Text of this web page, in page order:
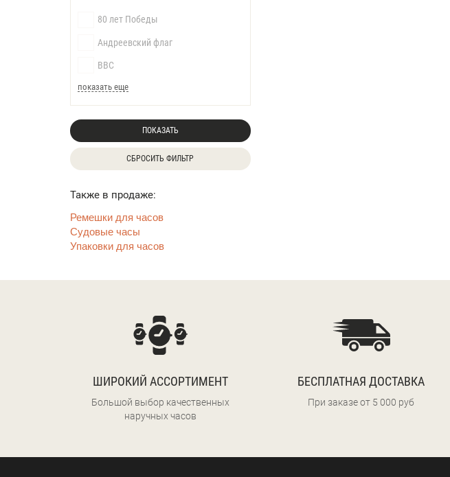
80 лет Победы
Андреевский флаг
ВВС
показать еще
ПОКАЗАТЬ
СБРОСИТЬ ФИЛЬТР
Также в продаже:
Ремешки для часов
Судовые часы
Упаковки для часов
ШИРОКИЙ АССОРТИМЕНТ
Большой выбор качественных
наручных часов
БЕСПЛАТНАЯ ДОСТАВКА
При заказе от 5 000 руб